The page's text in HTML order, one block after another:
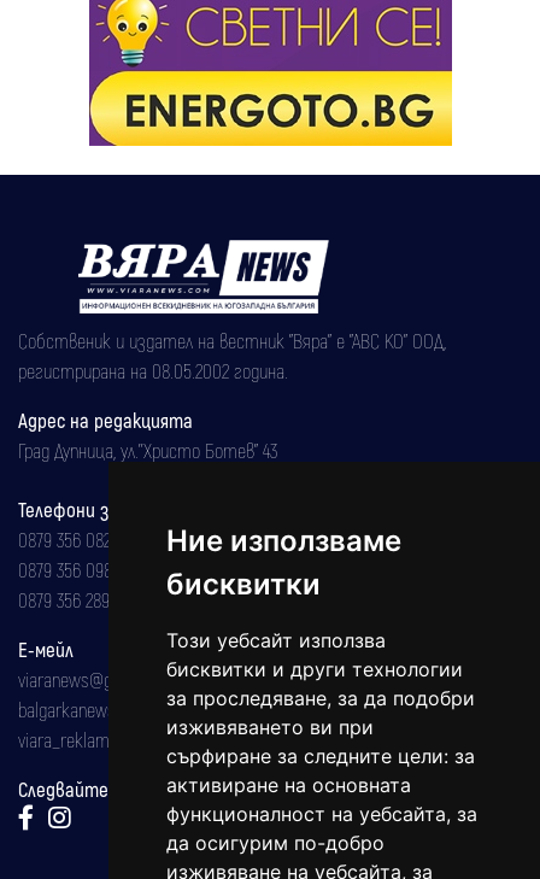
Ние използваме
бисквитки
Този уебсайт използва
бисквитки и други технологии
за проследяване, за да подобри
изживяването ви при
сърфиране за следните цели: за
активиране на основната
функционалност на уебсайта, за
да осигурим по-добро
изживяване на уебсайта, за
Собственик и издател на вестник "Вяра" е "АВС КО" ООД,
регистрирана на 08.05.2002 година.
Адрес на редакцията
Град Дупница, ул.''Христо Ботев" 43
Телефони за реклама и абонаменти
0879 356 082
0879 356 098
0879 356 289
Е-мейл
viaranews@gmail.com
balgarkanews@gmail.com
viara_reklama@mail.bg
Следвайте ни: